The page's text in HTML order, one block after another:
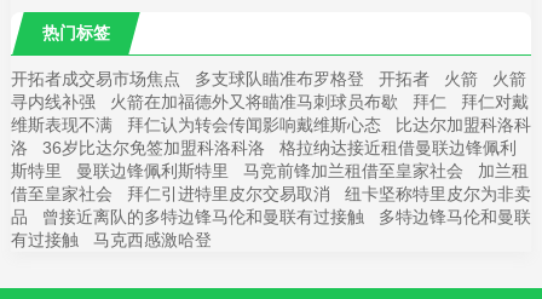
热门标签
开拓者成交易市场焦点 多支球队瞄准布罗格登 开拓者 火箭
火箭
寻内线补强
火箭在加福德外又将瞄准马刺球员布歇 拜仁
拜仁对戴
维斯表现不满
拜仁认为转会传闻影响戴维斯心态
比达尔加盟科洛科
洛
36岁比达尔免签加盟科洛科洛
格拉纳达接近租借曼联边锋佩利
斯特里
曼联边锋佩利斯特里 马竞前锋加兰租借至皇家社会
加兰租
借至皇家社会
拜仁引进特里皮尔交易取消
纽卡坚称特里皮尔为非卖
品
曾接近离队的多特边锋马伦和曼联有过接触
多特边锋马伦和曼联
有过接触
马克西感激哈登